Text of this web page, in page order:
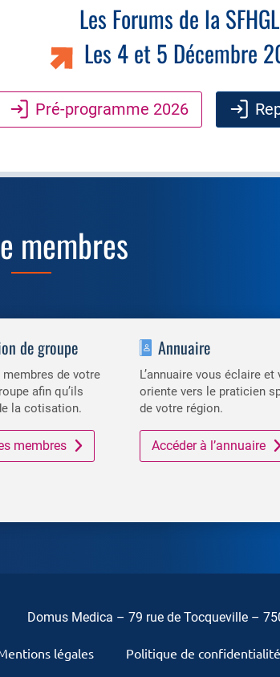
Les Forums de la SFHGL
Les 4 et 5 Décembre
Pré-programme 2026
membres
de groupe
de votre
afin qu’ils
la cotisation.
membres
Annuaire
L’annuaire vous éclaire et
oriente vers le praticien
de votre région.
Accéder à l’annuaire
Domus Medica – 79 rue de Tocqueville –
légales Politique de confidentialité